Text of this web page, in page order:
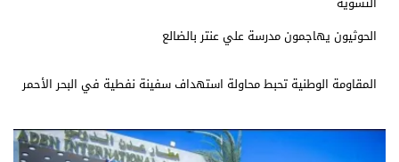
الحوثيون يهاجمون مدرسة علي عنتر بالضالع
المقاومة الوطنية تحبط محاولة استهداف سفينة نفطية في البحر الأحمر